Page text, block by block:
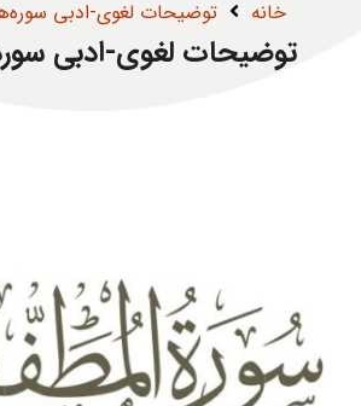
خانه توضیحات لغوی-ادبی
توضیحات لغوی-ادبی